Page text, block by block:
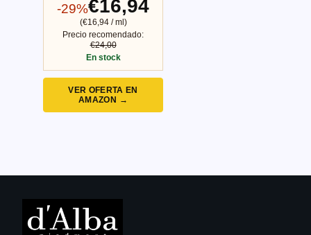
-29%€16,94
(€16,94 / ml)
Precio recomendado:
€24,00
En stock
VER OFERTA EN
AMAZON →